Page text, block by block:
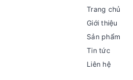
Trang chủ
Giới thiệu
Sản phẩm
Tin tức
Liên hệ